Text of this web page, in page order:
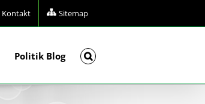
Kontakt Sitemap
Politik Blog